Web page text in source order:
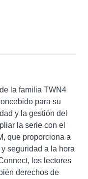
la familia TWN4
para su
y la gestión del
la serie con el
que proporciona a
seguridad a la hora
los lectores
derechos de